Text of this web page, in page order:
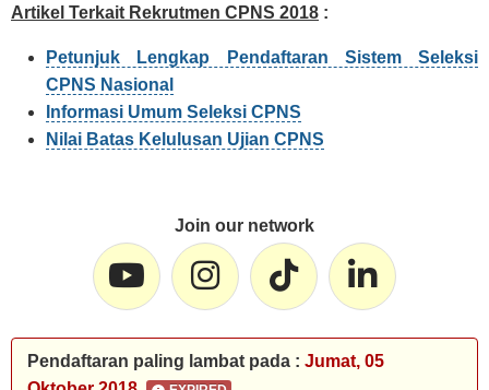
Artikel Terkait Rekrutmen CPNS 2018 :
Petunjuk Lengkap Pendaftaran Sistem Seleksi
CPNS Nasional
Informasi Umum Seleksi CPNS
Nilai Batas Kelulusan Ujian CPNS
Join our network
Pendaftaran paling lambat pada : Jumat, 05